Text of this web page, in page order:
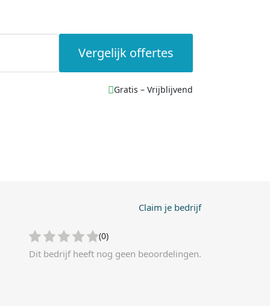
Vergelijk offertes
Gratis – Vrijblijvend
Claim je bedrijf
(0)
Dit bedrijf heeft nog geen beoordelingen.